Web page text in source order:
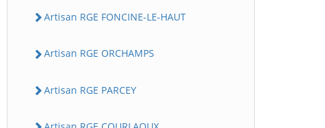
Artisan RGE FONCINE-LE-HAUT
Artisan RGE ORCHAMPS
Artisan RGE PARCEY